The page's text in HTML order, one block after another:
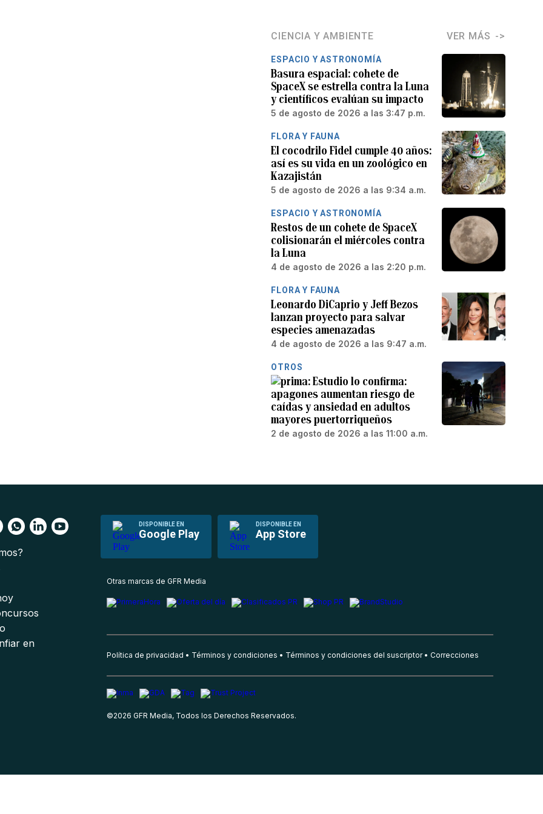
CIENCIA Y AMBIENTE VER MÁS
ESPACIO Y ASTRONOMÍA
Basura espacial: cohete de
SpaceX se estrella contra la Luna
y científicos evalúan su impacto
5 de agosto de 2026 a las 3:47 p.m.
FLORA Y FAUNA
El cocodrilo Fidel cumple 40 años:
así es su vida en un zoológico en
Kazajistán
5 de agosto de 2026 a las 9:34 a.m.
ESPACIO Y ASTRONOMÍA
Restos de un cohete de SpaceX
colisionarán el miércoles contra
la Luna
4 de agosto de 2026 a las 2:20 p.m.
FLORA Y FAUNA
Leonardo DiCaprio y Jeff Bezos
lanzan proyecto para salvar
especies amenazadas
4 de agosto de 2026 a las 9:47 a.m.
OTROS
Estudio lo confirma:
apagones aumentan riesgo de
caídas y ansiedad en adultos
mayores puertorriqueños
2 de agosto de 2026 a las 11:00 a.m.
DISPONIBLE EN
Google Play
DISPONIBLE EN
App Store
en
Otras marcas de GFR Media
Política de privacidad Términos y condiciones Términos y condiciones del suscriptor Correcciones
©2026 GFR Media, Todos los Derechos Reservados.